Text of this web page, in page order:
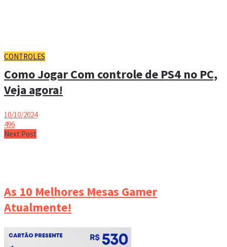
CONTROLES
Como Jogar Com controle de PS4 no PC,
Veja agora!
10/10/2024
496
Next Post
As 10 Melhores Mesas Gamer
Atualmente!